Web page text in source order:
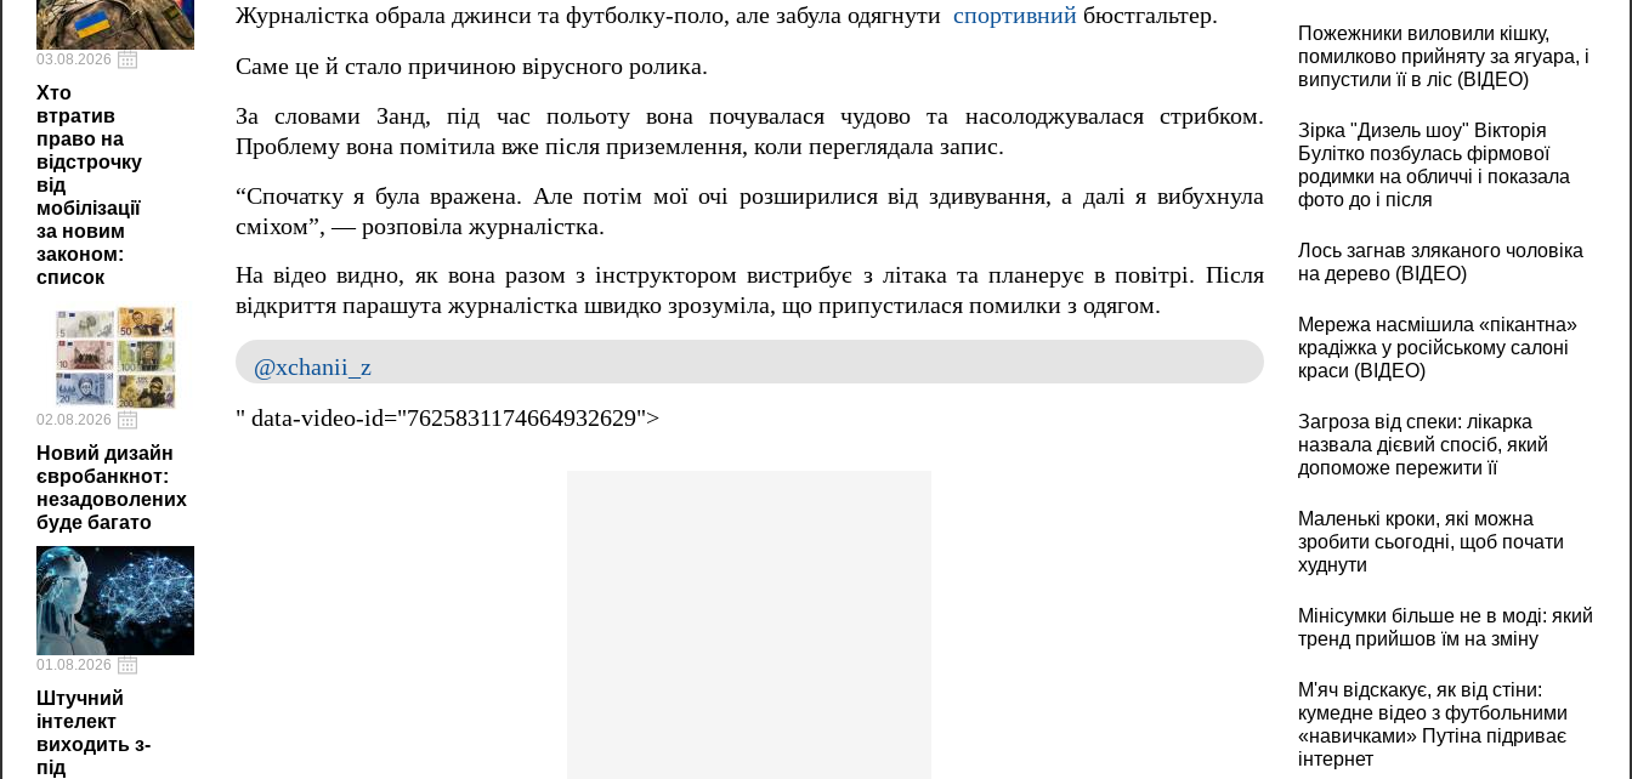
03.08.2026
Хто
втратив
право на
відстрочку
від
мобілізації
за новим
законом:
список
02.08.2026
Новий дизайн
євробанкнот:
незадоволених
буде багато
01.08.2026
Штучний
інтелект
виходить з-
під
Журналістка обрала джинси та футболку-поло, але забула одягнути спортивний бюстгальтер.
Саме це й стало причиною вірусного ролика.
За словами Занд, під час польоту вона почувалася чудово та насолоджувалася стрибком.
Проблему вона помітила вже після приземлення, коли переглядала запис.
“Спочатку я була вражена. Але потім мої очі розширилися від здивування, а далі я вибухнула
сміхом”, — розповіла журналістка.
На відео видно, як вона разом з інструктором вистрибує з літака та планерує в повітрі. Після
відкриття парашута журналістка швидко зрозуміла, що припустилася помилки з одягом.
@xchanii_z
" data-video-id="7625831174664932629">
Пожежники виловили кішку,
помилково прийняту за ягуара, і
випустили її в ліс (ВІДЕО)
Зірка "Дизель шоу" Вікторія
Булітко позбулась фірмової
родимки на обличчі і показала
фото до і після
Лось загнав зляканого чоловіка
на дерево (ВІДЕО)
Мережа насмішила «пікантна»
крадіжка у російському салоні
краси (ВІДЕО)
Загроза від спеки: лікарка
назвала дієвий спосіб, який
допоможе пережити її
Маленькі кроки, які можна
зробити сьогодні, щоб почати
худнути
Мінісумки більше не в моді: який
тренд прийшов їм на зміну
М'яч відскакує, як від стіни:
кумедне відео з футбольними
«навичками» Путіна підриває
інтернет